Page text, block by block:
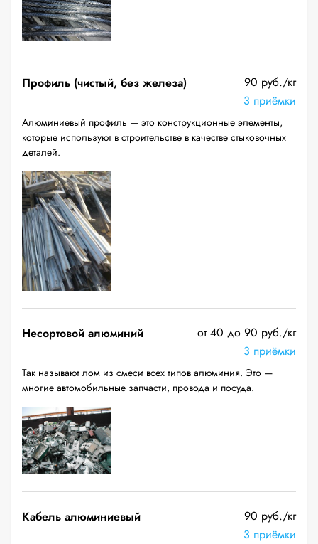
Профиль (чистый, без железа)
90 руб./кг
3 приёмки
Алюминиевый профиль — это конструкционные элементы,
которые используют в строительстве в качестве стыковочных
деталей.
Несортовой алюминий
от 40 до 90 руб./кг
3 приёмки
Так называют лом из смеси всех типов алюминия. Это —
многие автомобильные запчасти, провода и посуда.
Кабель алюминиевый
90 руб./кг
3 приёмки